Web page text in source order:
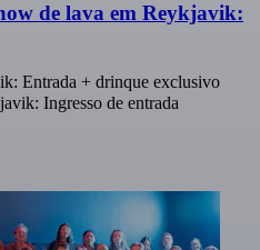
de lava em Reykjavik:
Entrada + drinque exclusivo
Ingresso de entrada